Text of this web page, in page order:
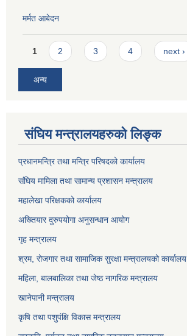
मर्मत आबेदन
Pages
1 2 3 4 next ›
अन्य
संघिय मन्त्रालयहरुको लिङ्‍क
प्रधानमन्त्रि तथा मन्त्रि परिषदको कार्यालय
संघिय मामिला तथा सामान्य प्रशासन मन्त्रालय
महालेखा परिक्षकको कार्यालय
अख्तियार दुरुपयोगा अनुसन्धान आयोग
गृह मन्त्रालय
श्रम, रोजगार तथा सामाजिक सुरक्षा मन्त्रालयको कार्यालय
महिला, बालबालिका तथा जेष्ठ नागरिक मन्त्रालय
खानेपानी मन्त्रालय
कृषि तथा पशुपंक्षि विकास मन्त्रालय